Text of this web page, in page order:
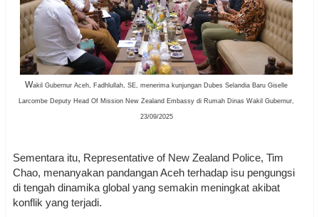
Wakil Gubernur Aceh, Fadhlullah, SE, menerima kunjungan Dubes Selandia Baru Giselle
Larcombe Deputy Head Of Mission New Zealand Embassy di Rumah Dinas Wakil Gubernur,
23/09/2025
Sementara itu, Representative of New Zealand Police, Tim
Chao, menanyakan pandangan Aceh terhadap isu pengungsi
di tengah dinamika global yang semakin meningkat akibat
konflik yang terjadi.